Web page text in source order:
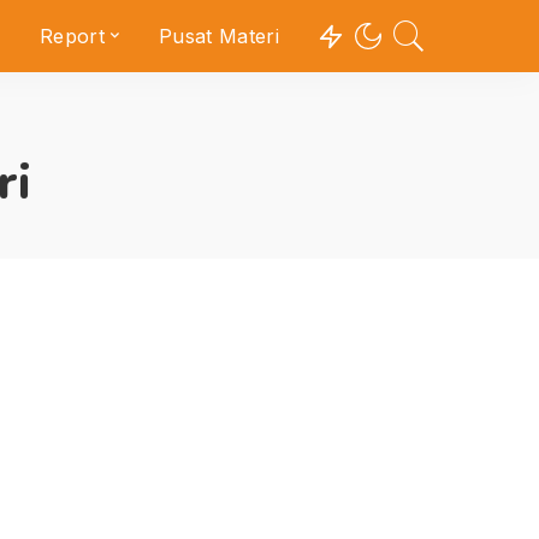
Report Pusat Materi